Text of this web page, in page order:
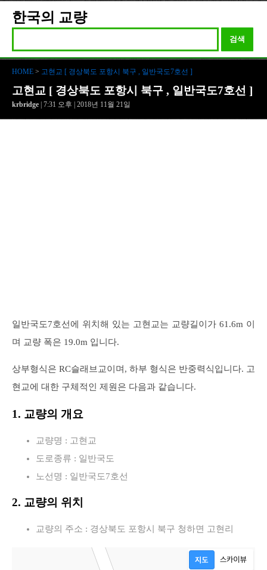
한국의 교량
검색
HOME > 고현교 [ 경상북도 포항시 북구 , 일반국도7호선 ]
고현교 [ 경상북도 포항시 북구 , 일반국도7호선 ]
krbridge | 7:31 오후 | 2018년 11월 21일
일반국도7호선에 위치해 있는 고현교는 교량길이가 61.6m 이
며 교량 폭은 19.0m 입니다.
상부형식은 RC슬래브교이며, 하부 형식은 반중력식입니다. 고
현교에 대한 구체적인 제원은 다음과 같습니다.
1. 교량의 개요
교량명 : 고현교
도로종류 : 일반국도
노선명 : 일반국도7호선
2. 교량의 위치
교량의 주소 : 경상북도 포항시 북구 청하면 고현리